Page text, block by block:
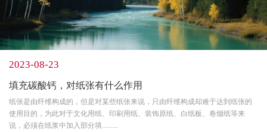
2023-08-23
填充碳酸钙，对纸张有什么作用
纸张是由纤维构成的，但是对某些纸张来说，只由纤维构成却难于达到纸张的
使用目的，为此对于文化用纸、印刷用纸、装饰原纸、白纸板、卷烟纸等来
说，必须在纸浆中加入部分填.........